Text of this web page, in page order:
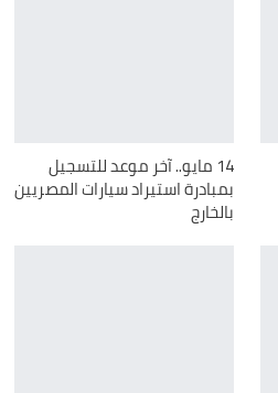
14 مايو.. آخر موعد للتسجيل
بمبادرة استيراد سيارات المصريين
بالخارج